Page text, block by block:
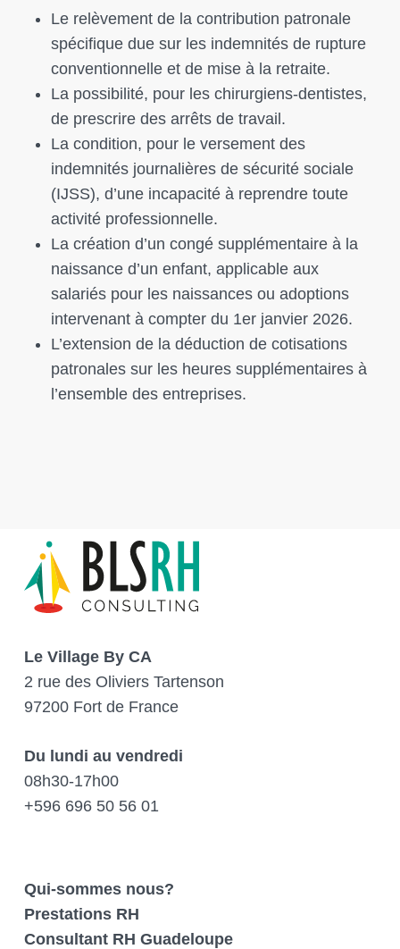
Le relèvement de la contribution patronale
spécifique due sur les indemnités de rupture
conventionnelle et de mise à la retraite.
La possibilité, pour les chirurgiens-dentistes,
de prescrire des arrêts de travail.
La condition, pour le versement des
indemnités journalières de sécurité sociale
(IJSS), d’une incapacité à reprendre toute
activité professionnelle.
La création d’un congé supplémentaire à la
naissance d’un enfant, applicable aux
salariés pour les naissances ou adoptions
intervenant à compter du 1er janvier 2026.
L’extension de la déduction de cotisations
patronales sur les heures supplémentaires à
l’ensemble des entreprises.
Le Village By CA
2 rue des Oliviers Tartenson
97200 Fort de France
Du lundi au vendredi
08h30-17h00
+596 696 50 56 01
Qui-sommes nous?
Prestations RH
Consultant RH Guadeloupe